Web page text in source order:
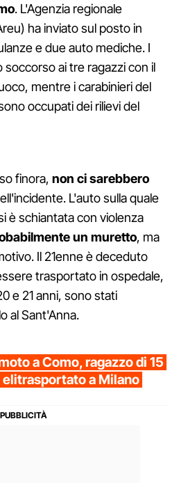
. L'Agenzia regionale
ha inviato sul posto in
e due auto mediche. I
ai tre ragazzi con il
mentre i carabinieri del
occupati dei rilievi del
finora, non ci sarebbero
L'auto sulla quale
è schiantata con violenza
un muretto, ma
Il 21enne è deceduto
trasportato in ospedale,
e 21 anni, sono stati
al Sant'Anna.
a Como, ragazzo di 15
a Milano